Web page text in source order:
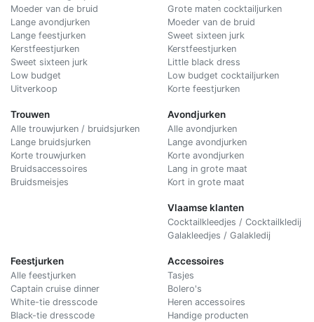
Moeder van de bruid
Lange avondjurken
Lange feestjurken
Kerstfeestjurken
Sweet sixteen jurk
Low budget
Uitverkoop
Trouwen
Alle trouwjurken / bruidsjurken
Lange bruidsjurken
Korte trouwjurken
Bruidsaccessoires
Bruidsmeisjes
Grote maten cocktailjurken
Moeder van de bruid
Sweet sixteen jurk
Kerstfeestjurken
Little black dress
Low budget cocktailjurken
Korte feestjurken
Avondjurken
Alle avondjurken
Lange avondjurken
Korte avondjurken
Lang in grote maat
Kort in grote maat
Vlaamse klanten
Cocktailkleedjes / Cocktailkledij
Galakleedjes / Galakledij
Feestjurken
Alle feestjurken
Captain cruise dinner
White-tie dresscode
Black-tie dresscode
Accessoires
Tasjes
Bolero's
Heren accessoires
Handige producten